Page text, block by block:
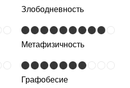
Злободневность
Метафизичность
Графобесие